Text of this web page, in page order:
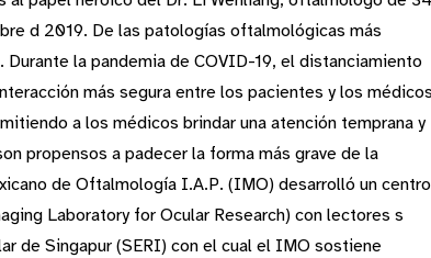
d 2019. De las patologías oftalmológicas más
la pandemia de COVID-19, el distanciamiento
más segura entre los pacientes y los
a los médicos brindar una atención temprana y
propensos a padecer la forma más grave de la
de Oftalmología I.A.P. (IMO) desarrolló un centro
Laboratory for Ocular Research) con lectores s
de Singapur (SERI) con el cual el IMO sostiene